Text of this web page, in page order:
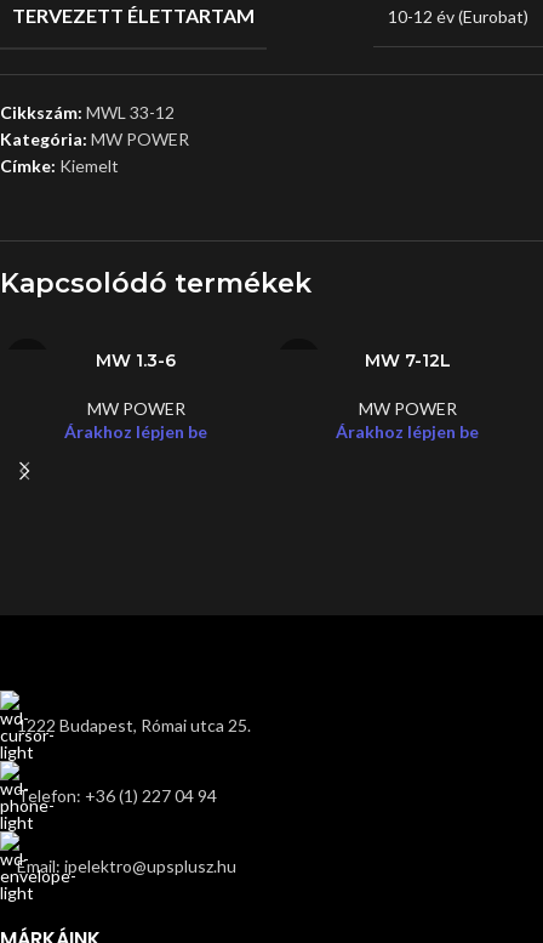
TERVEZETT ÉLETTARTAM 10-12 év (Eurobat)
Cikkszám: MWL 33-12
Kategória: MW POWER
Címke: Kiemelt
Kapcsolódó termékek
MW 1.3-6
MW POWER
Árakhoz lépjen be
MW 7-12L
MW POWER
Árakhoz lépjen be
1222 Budapest, Római utca 25.
Telefon: +36 (1) 227 04 94
Email: ipelektro@upsplusz.hu